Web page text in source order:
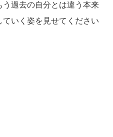
過去の自分とは違う本来
いく姿を見せてください